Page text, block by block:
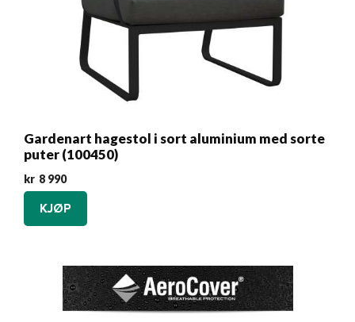
Gardenart hagestol i sort aluminium med sorte
puter (100450)
kr 8 990
KJØP